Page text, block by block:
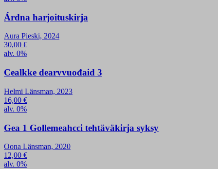
Árdna harjoituskirja
Aura Pieski, 2024
30,00 €
alv. 0%
Cealkke dearvvuođaid 3
Helmi Länsman, 2023
16,00 €
alv. 0%
Gea 1 Gollemeahcci tehtäväkirja syksy
Oona Länsman, 2020
12,00 €
alv. 0%